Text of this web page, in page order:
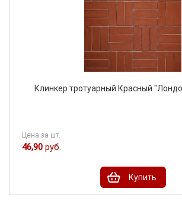
Клинкер тротуарный Красный
Цена за шт.
46,90 руб.
Купить